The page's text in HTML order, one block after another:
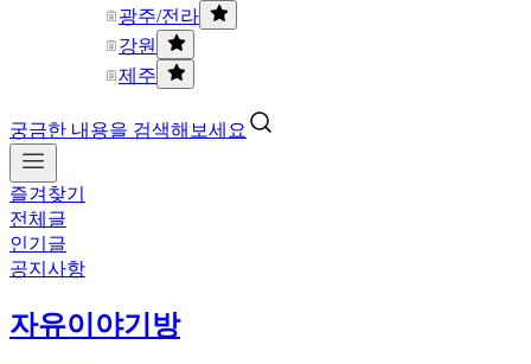
광주/전라
강원
제주
궁금한 내용을 검색해보세요
즐겨찾기
전체글
인기글
공지사항
자유이야기방